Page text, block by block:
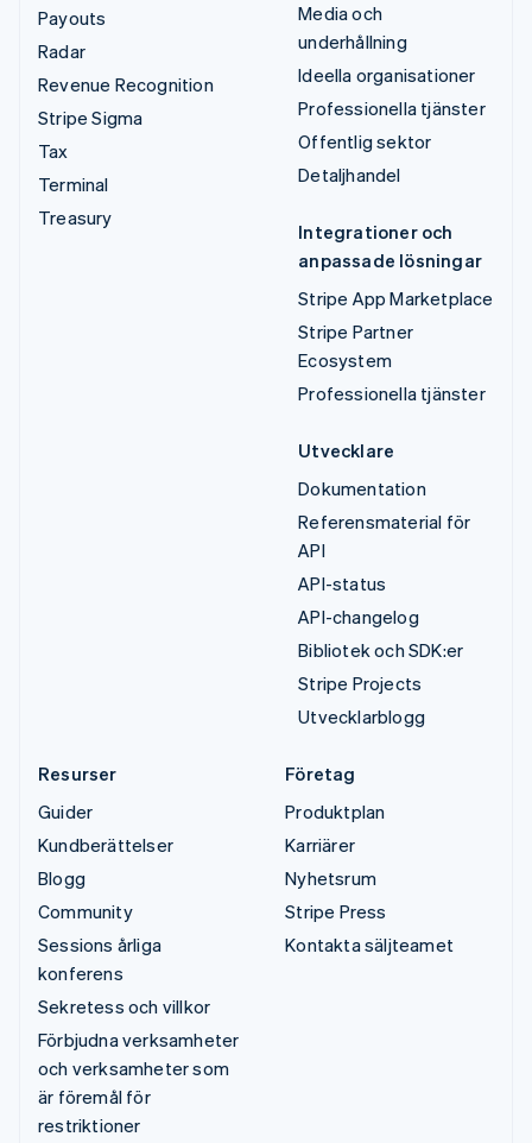
Payouts
Radar
Revenue Recognition
Stripe Sigma
Tax
Terminal
Treasury
Media och
underhållning
Ideella organisationer
Professionella tjänster
Offentlig sektor
Detaljhandel
Integrationer och
anpassade lösningar
Stripe App Marketplace
Stripe Partner
Ecosystem
Professionella tjänster
Utvecklare
Dokumentation
Referensmaterial för
API
API-status
API-changelog
Bibliotek och SDK:er
Stripe Projects
Utvecklarblogg
Resurser
Guider
Kundberättelser
Blogg
Community
Sessions årliga
konferens
Sekretess och villkor
Förbjudna verksamheter
och verksamheter som
är föremål för
restriktioner
Företag
Produktplan
Karriärer
Nyhetsrum
Stripe Press
Kontakta säljteamet